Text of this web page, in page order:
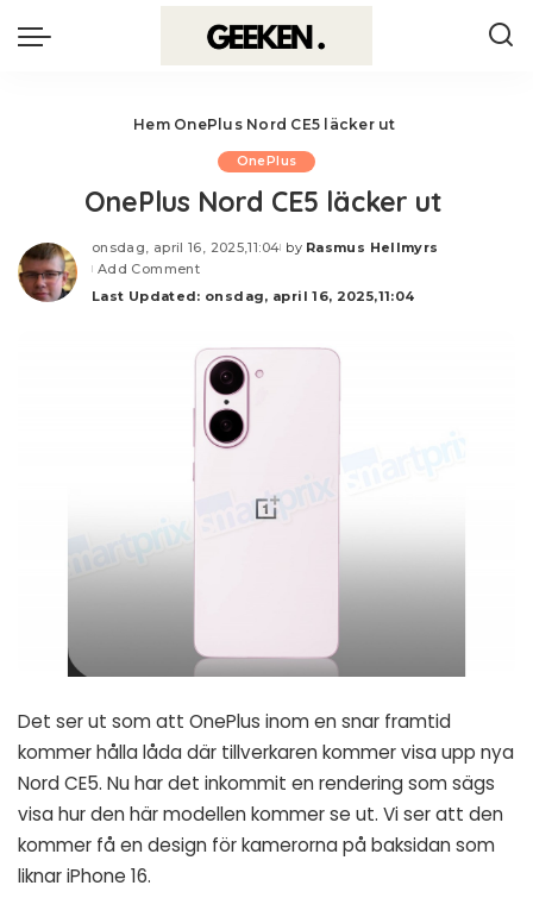
Hem OnePlus Nord CE5 läcker ut
OnePlus
OnePlus Nord CE5 läcker ut
onsdag, april 16, 2025,11:04
Posted
by Rasmus Hellmyrs
Add Comment
Last Updated: onsdag, april 16, 2025,11:04
Det ser ut som att OnePlus inom en snar framtid
kommer hålla låda där tillverkaren kommer visa upp nya
Nord CE5. Nu har det inkommit en rendering som sägs
visa hur den här modellen kommer se ut. Vi ser att den
kommer få en design för kamerorna på baksidan som
liknar iPhone 16.